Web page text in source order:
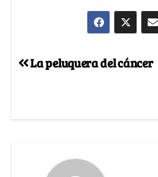
La peluquera del cáncer